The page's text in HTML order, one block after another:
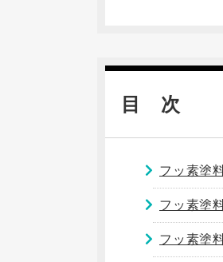
目 次
フッ素塗
フッ素塗
フッ素塗